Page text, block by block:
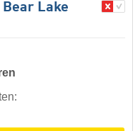
Lake